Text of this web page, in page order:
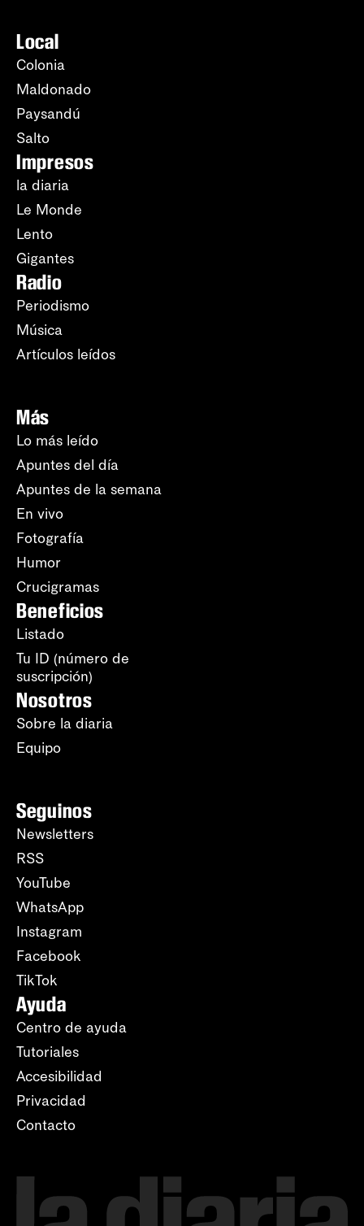
Local
Colonia
Maldonado
Paysandú
Salto
Impresos
la diaria
Le Monde
Lento
Gigantes
Radio
Periodismo
Música
Artículos leídos
Más
Lo más leído
Apuntes del día
Apuntes de la semana
En vivo
Fotografía
Humor
Crucigramas
Beneficios
Listado
Tu ID (número de
suscripción)
Nosotros
Sobre la diaria
Equipo
Seguinos
Newsletters
RSS
YouTube
WhatsApp
Instagram
Facebook
TikTok
Ayuda
Centro de ayuda
Tutoriales
Accesibilidad
Privacidad
Contacto